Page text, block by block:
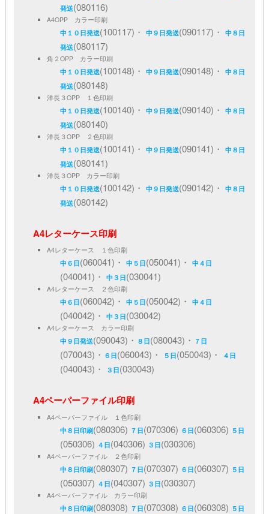
発送(080116)
A4OPP カラー印刷
中１０日発送(100117)・中９日発送(090117)・中８日
発送(080117)
角２OPP カラー印刷
中１０日発送(100148)・中９日発送(090148)・中８日
発送(080148)
洋長３OPP １色印刷
中１０日発送(100140)・中９日発送(090140)・中８日
発送(080140)
洋長３OPP ２色印刷
中１０日発送(100141)・中９日発送(090141)・中８日
発送(080141)
洋長３OPP カラー印刷
中１０日発送(100142)・中９日発送(090142)・中８日
発送(080142)
A4レターケース印刷
A4レターケース １色印刷
中６日(060041)・中５日(050041)・中４日
(040041)・中３日(030041)
A4レターケース ２色印刷
中６日(060042)・中５日(050042)・中４日
(040042)・中３日(030042)
A4レターケース カラー印刷
中９日発送(090043)・ ８日(080043)・ ７日
(070043)・ ６日(060043)・ ５日(050043)・ ４日
(040043)・ ３日(030043)
A4ペーパーファイル印刷
A4ペーパーファイル １色印刷
中８日印刷(080306) ７日(070306) ６日(060306) ５日
(050306) ４日(040306) ３日(030306)
A4ペーパーファイル ２色印刷
中８日印刷(080307) ７日(070307) ６日(060307) ５日
(050307) ４日(040307) ３日(030307)
A4ペーパーファイル カラー印刷
中８日印刷(080308) ７日(070308) ６日(060308) ５日